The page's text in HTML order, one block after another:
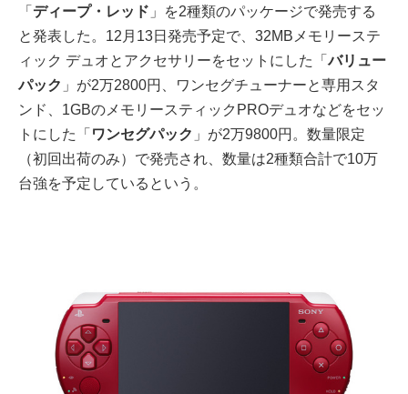
「 ディープ・レッド 」を2種類のパッケージで発売する
と発表した。12月13日発売予定で、32MBメモリーステ
ィック デュオとアクセサリーをセットにした「バリュー
パック 」が2万2800円、ワンセグチューナーと専用スタ
ンド、1GBのメモリースティックPROデュオなどをセッ
トにした「 ワンセグパック 」が2万9800円。数量限定
（初回出荷のみ）で発売され、数量は2種類合計で10万
台強を予定しているという。